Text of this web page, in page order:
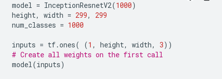
model = InceptionResnetV2(1000)
height, width = 299,
299
num_classes = 1000
inputs = tf.ones( (1 , height, width, 3))
# Create all weights on the first call
model(inputs)